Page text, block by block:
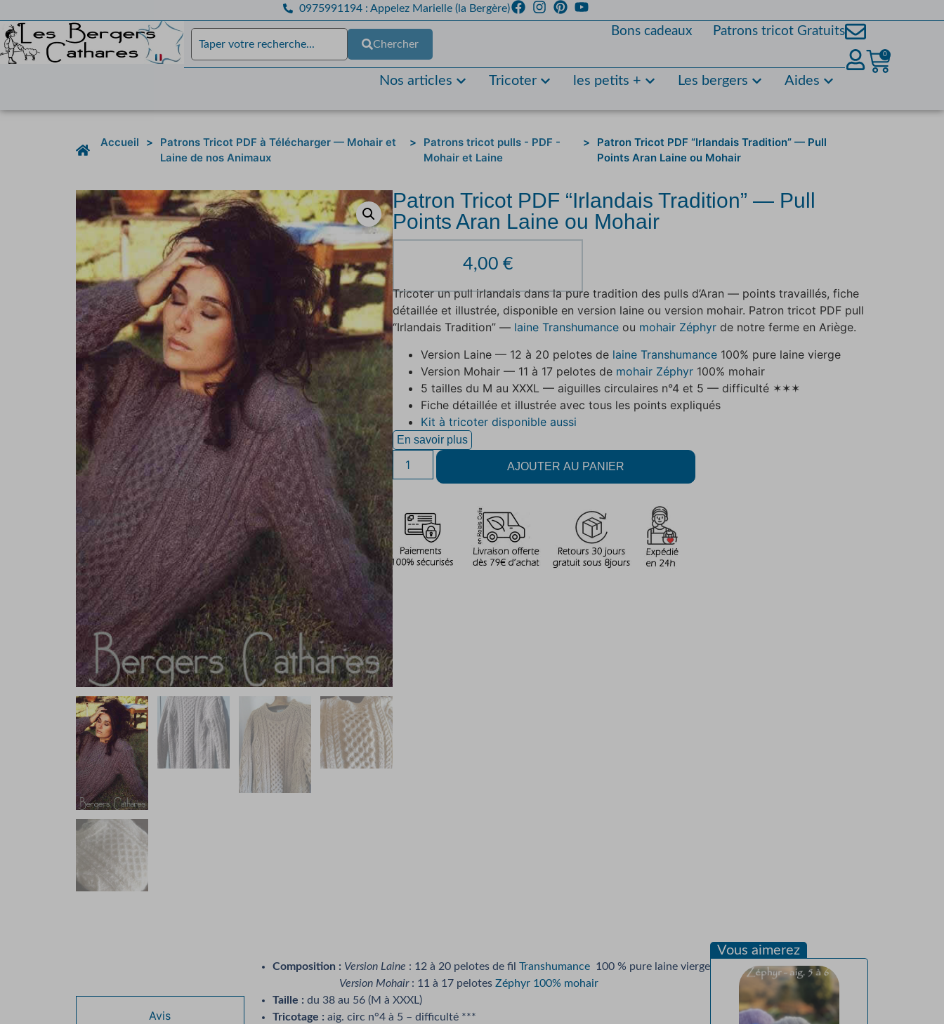
0975991194 : Appelez Marielle (la Bergère)
Chercher
Bons cadeaux Patrons tricot Gratuits
Nos articles Tricoter les petits + Les bergers Aides
0
Accueil >
Patrons Tricot PDF à Télécharger — Mohair et
Laine de nos Animaux
>
Patrons tricot pulls - PDF -
Mohair et Laine
>
Patron Tricot PDF “Irlandais Tradition” — Pull
Points Aran Laine ou Mohair
Patron Tricot PDF “Irlandais Tradition” — Pull
Points Aran Laine ou Mohair
4,00 €
Tricoter un pull irlandais dans la pure tradition des pulls d’Aran — points travaillés, fiche
détaillée et illustrée, disponible en version laine ou version mohair. Patron tricot PDF pull
“Irlandais Tradition” — laine Transhumance ou mohair Zéphyr de notre ferme en Ariège.
Version Laine — 12 à 20 pelotes de laine Transhumance 100% pure laine vierge
Version Mohair — 11 à 17 pelotes de mohair Zéphyr 100% mohair
5 tailles du M au XXXL — aiguilles circulaires n°4 et 5 — difficulté ✶✶✶
Fiche détaillée et illustrée avec tous les points expliqués
Kit à tricoter disponible aussi
En savoir plus
AJOUTER AU PANIER
Avis
Composition : Version Laine : 12 à 20 pelotes de fil Transhumance100 % pure laine vierge
Version Mohair: 11 à 17 pelotes Zéphyr 100% mohair
Taille : du 38 au 56 (M à XXXL)
Tricotage : aig. circ n°4 à 5 – difficulté ***
Vous aimerez